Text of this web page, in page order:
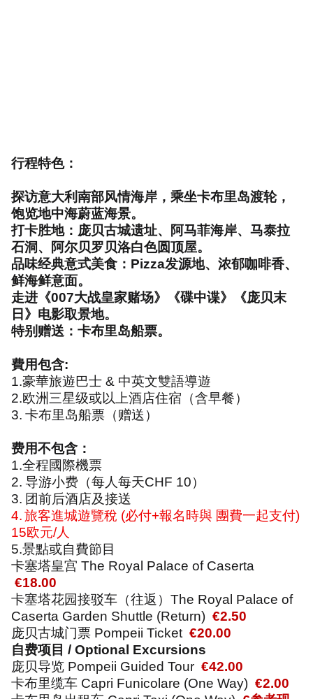
行程特色：
探访意大利南部风情海岸，乘坐卡布里岛渡轮，
饱览地中海蔚蓝海景。
打卡胜地：庞贝古城遗址、阿马菲海岸、马泰拉
石洞、阿尔贝罗贝洛白色圆顶屋。
品味经典意式美食： Pizza发源地、浓郁咖啡香、
鲜海鲜意面。
走进《007大战皇家赌场》《碟中谍》《庞贝末
日》电影取景地。
特别赠送：卡布里岛船票。
費用包含:
1.豪華旅遊巴士 & 中英文雙語導遊
2.欧洲三星级或以上酒店住宿（含早餐）
3. 卡布里岛船票（赠送）
费用不包含：
1.全程國際機票
2. 导游小费（每人每天CHF 10）
3. 团前后酒店及接送
4.旅客進城遊覽稅 (必付+報名時與 團費一起支付)
15欧元/人
5.景點或自費節目
卡塞塔皇宫 The Royal Palace of Caserta
€18.00
卡塞塔花园接驳车（往返） The Royal Palace of
Caserta Garden Shuttle (Return) €2.50
庞贝古城门票 Pompeii Ticket €20.00
自费项目 / Optional Excursions
庞贝导览 Pompeii Guided Tour €42.00
卡布里缆车 Capri Funicolare (One Way) €2.00